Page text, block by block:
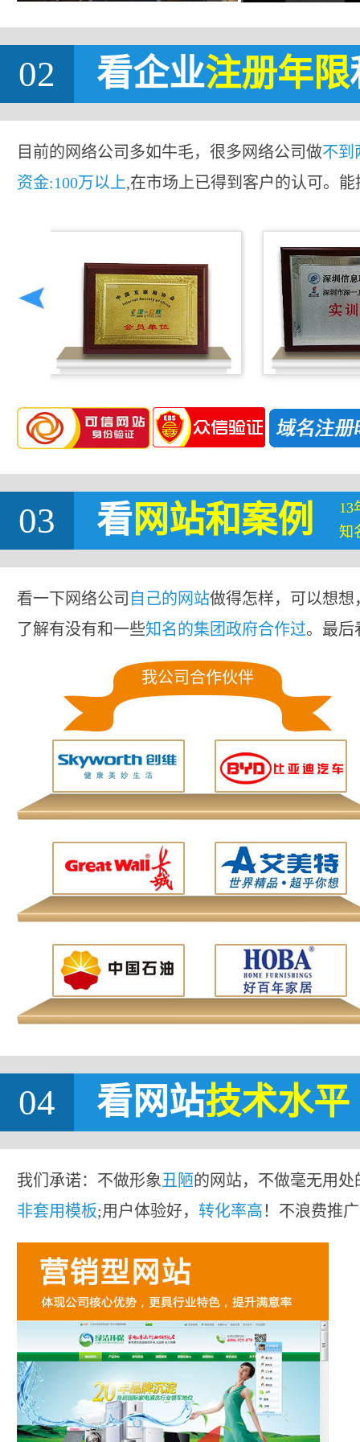
02 看企业注册年限
目前的网络公司多如牛毛，很多网络公司做不到
资金:100万以上,在市场上已得到客户的认可。
03 看网站和案例
13
知
看一下网络公司 自己的网站做得怎样，可以想
了解有没有和一些知名的集团政府合作过。最后
我公司合作伙伴
04 看网站技术水平
我们承诺：不做形象丑陋的网站，不做毫无用处
非套用模板;用户体验好， 转化率高！不浪费推